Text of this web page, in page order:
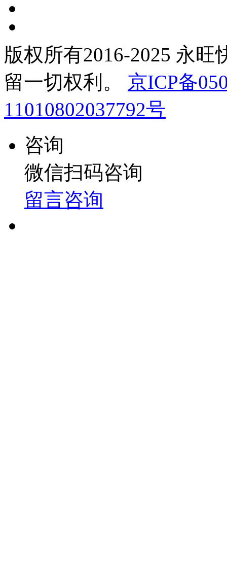
版权所有2016-2025 永旺
留一切权利。
京ICP备
11010802037792号
咨询
微信扫码咨询
留言咨询